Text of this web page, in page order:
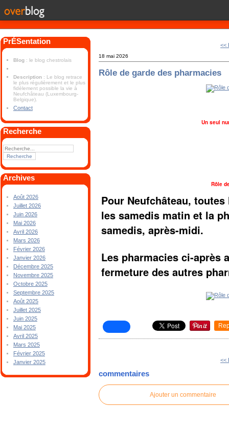
PrÉSentation
Blog : le blog chestrolais
Description : Le blog retrace
le plus régulièrement et le plus
fidèlement possible la vie à
Neufchâteau (Luxembourg-
Belgique).
Contact
Recherche
Archives
Août 2026
Juillet 2026
Juin 2026
Mai 2026
Avril 2026
Mars 2026
Février 2026
Janvier 2026
Décembre 2025
Novembre 2025
Octobre 2025
Septembre 2025
Août 2025
Juillet 2025
Juin 2025
Mai 2025
Avril 2025
Mars 2025
Février 2025
Janvier 2025
<<
18 mai 2026
Rôle de garde des pharmacies
Un seul
Rôle
Pour Neufchâteau,
les samedis matin et la
samedis, après-midi.
Les pharmacies ci-après
fermeture des autres
<<
commentaires
Ajouter un commentaire